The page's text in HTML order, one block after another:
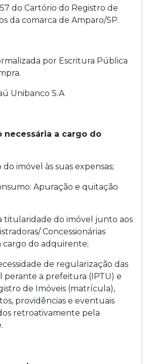
do Cartório do Registro de
da comarca de Amparo/SP.
por Escritura Pública
Unibanco S.A
necessária a cargo do
do imóvel às suas expensas;
Apuração e quitação
titularidade do imóvel junto aos
Concessionárias
cargo do adquirente;
de regularização das
perante a prefeitura (IPTU) e
de Imóveis (matrícula),
providências e eventuais
retroativamente pela